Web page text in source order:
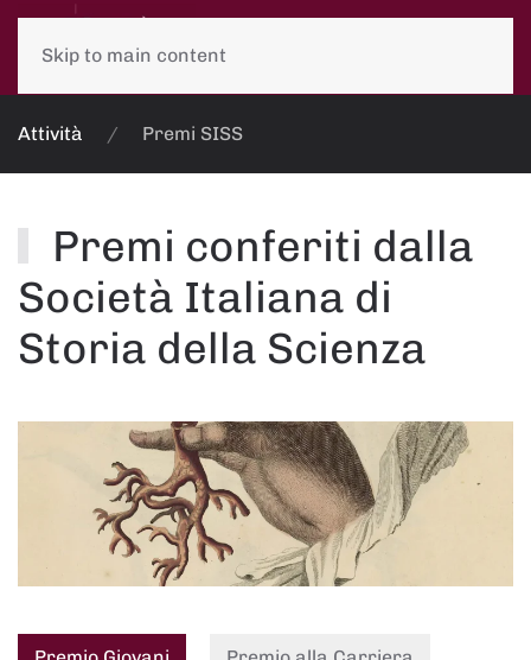
Skip to main content
Attività Premi SISS
Premi conferiti dalla
Società Italiana di
Storia della Scienza